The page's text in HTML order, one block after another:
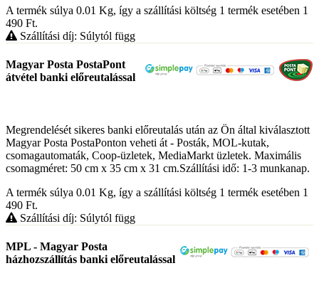
A termék súlya 0.01 Kg, így a szállítási költség 1 termék esetében 1
490 Ft.
Szállítási díj: Súlytól függ
Magyar Posta PostaPont
átvétel banki előreutalással
Megrendelését sikeres banki előreutalás után az Ön által kiválasztott
Magyar Posta PostaPonton veheti át - Posták, MOL-kutak,
csomagautomaták, Coop-üzletek, MediaMarkt üzletek. Maximális
csomagméret: 50 cm x 35 cm x 31 cm.Szállítási idő: 1-3 munkanap.
A termék súlya 0.01 Kg, így a szállítási költség 1 termék esetében 1
490 Ft.
Szállítási díj: Súlytól függ
MPL - Magyar Posta
házhozszállítás banki előreutalással